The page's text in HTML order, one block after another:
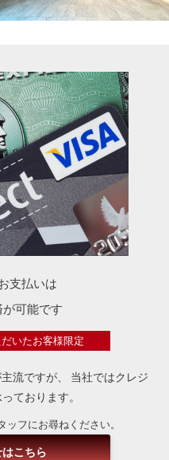
支払いは
が可能です
いたお客様限定
流ですが、
当社ではクレジ
ております。
フにお尋ねください。
こちら